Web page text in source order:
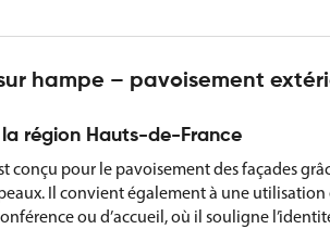
hampe – pavoisement
région Hauts-de-France
conçu pour le pavoisement des façades
Il convient également à une
ou d’accueil, où il souligne